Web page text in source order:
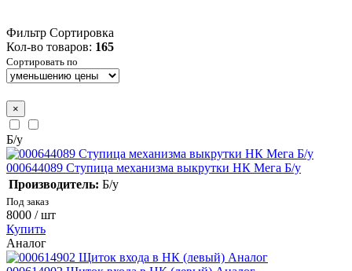
Фильтр Сортировка
Кол-во товаров: 165
Сортировать по
×
Б/у
000644089 Ступица механизма выкрутки НК Мега Б/у
Производитель: Б/у
Под заказ
8000 / шт
Купить
Аналог